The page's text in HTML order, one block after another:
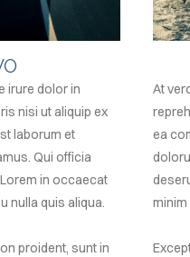
irure dolor in
nisi ut aliquip ex
laborum et
Qui officia
in occaecat
nulla quis aliqua.
proident, sunt in
At
ea